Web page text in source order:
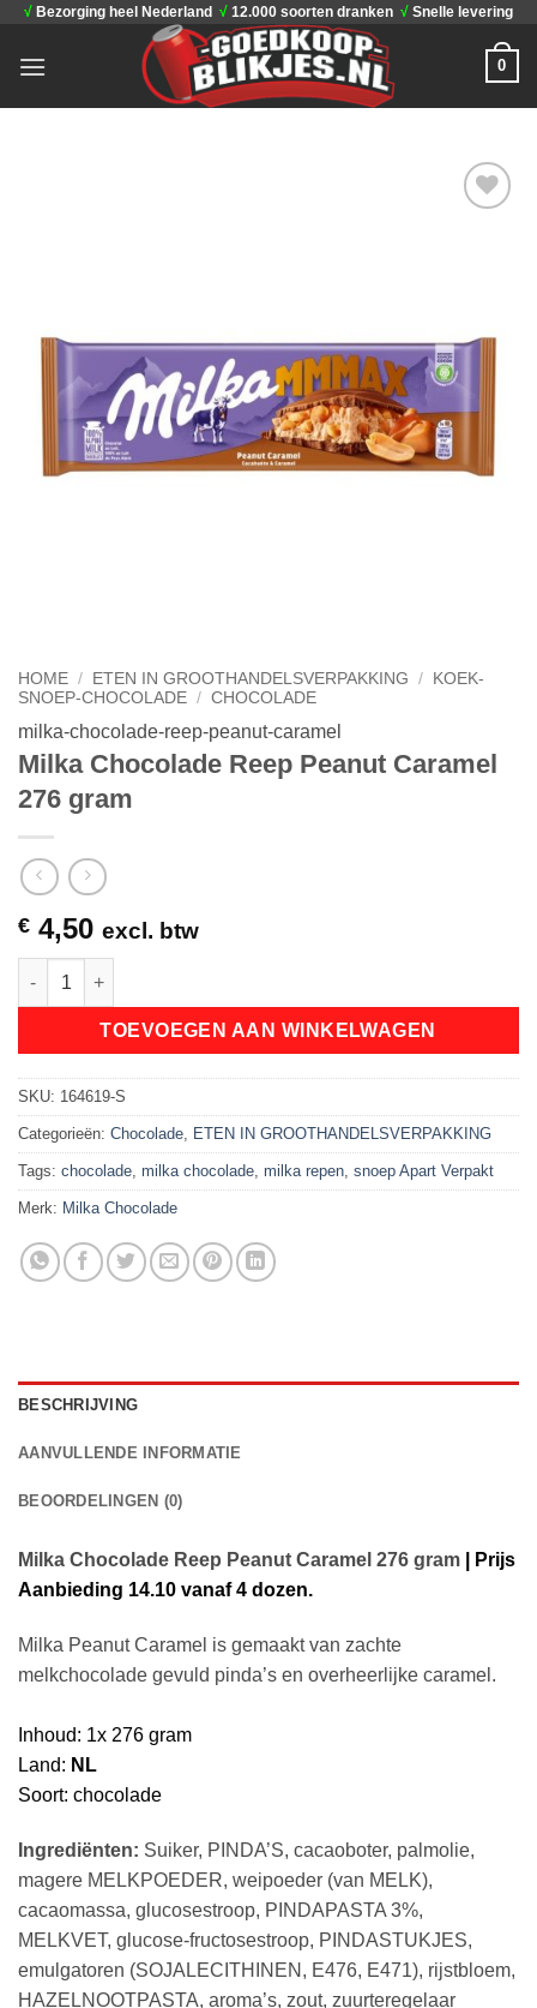
inhoud
√ Bezorging heel Nederland √ 12.000 soorten dranken √ Snelle levering
0
HOME / ETEN IN GROOTHANDELSVERPAKKING /
KOEK-
SNOEP-CHOCOLADE / CHOCOLADE
milka-chocolade-reep-peanut-caramel
Milka Chocolade Reep Peanut Caramel
276 gram
€ 4,50 excl. btw
Milka Chocolade Reep Peanut Caramel 276 gram aantal
TOEVOEGEN AAN WINKELWAGEN
SKU: 164619-S
Categorieën: Chocolade, ETEN IN GROOTHANDELSVERPAKKING
Tags: chocolade, milka chocolade, milka repen, snoep Apart Verpakt
Merk: Milka Chocolade
BESCHRIJVING
AANVULLENDE INFORMATIE
BEOORDELINGEN (0)
Milka Chocolade Reep Peanut Caramel 276 gram
| Prijs
Aanbieding 14.10 vanaf 4 dozen.
Milka Peanut Caramel is gemaakt van zachte
melkchocolade gevuld pinda’s en overheerlijke caramel.
Inhoud: 1x 276 gram
Land: NL
Soort: chocolade
Ingrediënten: Suiker, PINDA’S, cacaoboter, palmolie,
magere MELKPOEDER, weipoeder (van MELK),
cacaomassa, glucosestroop, PINDAPASTA 3%,
MELKVET, glucose-fructosestroop, PINDASTUKJES,
emulgatoren (SOJALECITHINEN, E476, E471), rijstbloem,
HAZELNOOTPASTA, aroma’s, zout, zuurteregelaar